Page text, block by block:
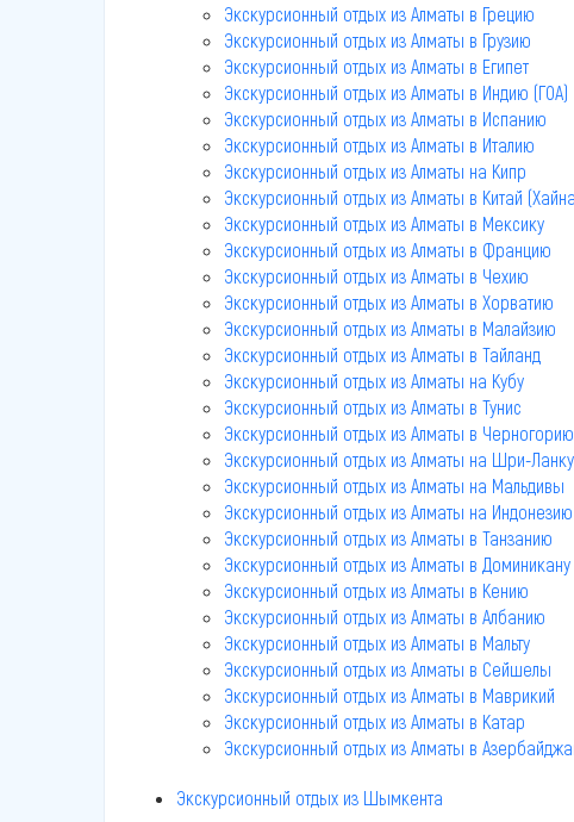
Экскурсионный отдых из Алматы в Грецию
Экскурсионный отдых из Алматы в Грузию
Экскурсионный отдых из Алматы в Египет
Экскурсионный отдых из Алматы в Индию (ГОА)
Экскурсионный отдых из Алматы в Испанию
Экскурсионный отдых из Алматы в Италию
Экскурсионный отдых из Алматы на Кипр
Экскурсионный отдых из Алматы в Китай
Экскурсионный отдых из Алматы в Мексику
Экскурсионный отдых из Алматы в Францию
Экскурсионный отдых из Алматы в Чехию
Экскурсионный отдых из Алматы в Хорватию
Экскурсионный отдых из Алматы в Малайзию
Экскурсионный отдых из Алматы в Тайланд
Экскурсионный отдых из Алматы на Кубу
Экскурсионный отдых из Алматы в Тунис
Экскурсионный отдых из Алматы в Черногорию
Экскурсионный отдых из Алматы на Шри-Ланку
Экскурсионный отдых из Алматы на Мальдивы
Экскурсионный отдых из Алматы на
Экскурсионный отдых из Алматы в Танзанию
Экскурсионный отдых из Алматы в Доминикану
Экскурсионный отдых из Алматы в Кению
Экскурсионный отдых из Алматы в Албанию
Экскурсионный отдых из Алматы в Мальту
Экскурсионный отдых из Алматы в Сейшелы
Экскурсионный отдых из Алматы в Маврикий
Экскурсионный отдых из Алматы в Катар
Экскурсионный отдых из Алматы в
Экскурсионный отдых из Шымкента